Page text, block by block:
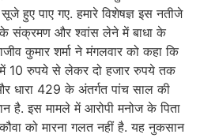
हुए पाए गए. हमारे विशेषज्ञ इस नतीजे
संक्रमण और श्वांस लेने में बाधा के
कुमार शर्मा ने मंगलवार को कहा कि
10 रुपये से लेकर दो हजार रुपये तक
धारा 429 के अंतर्गत पांच साल की
है. इस मामले में आरोपी मनोज के पिता
को मारना गलत नहीं है. यह नुकसान